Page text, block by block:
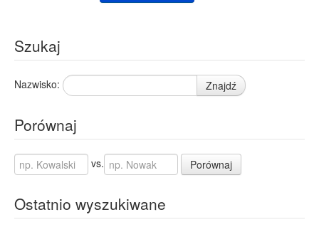
Szukaj
Nazwisko: Znajdź
Porównaj
vs. Porównaj
Ostatnio wyszukiwane